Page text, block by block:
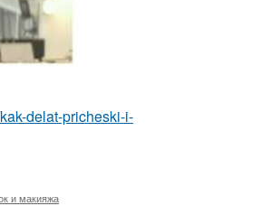
delat-pricheski-i-
и макияжа